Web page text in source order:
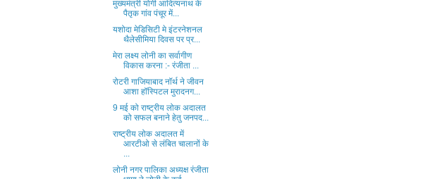
मुख्यमंत्री योगी आदित्यनाथ के
पैतृक गांव पंचूर में...
यशोदा मेडिसिटी मे इंटरनेशनल
थैलेसीमिया दिवस पर प्र...
मेरा लक्ष्य लोनी का सर्वागीण
विकास करना :- रंजीता ...
रोटरी गाजियाबाद नॉर्थ ने जीवन
आशा हॉस्पिटल मुरादनग...
9 मई को राष्ट्रीय लोक अदालत
को सफल बनाने हेतु जनपद...
राष्ट्रीय लोक अदालत में
आरटीओ से लंबित चालानों के
...
लोनी नगर पालिका अध्यक्ष रंजीता